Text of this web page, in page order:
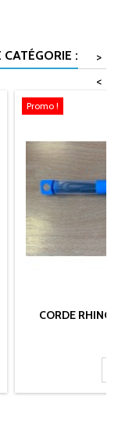
:
>
<
Promo !
CORDE RHINO